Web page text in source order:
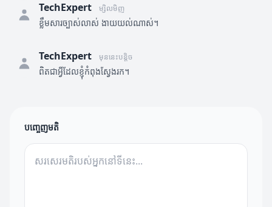
TechExpert ម្សិលមិញ
ខ្លឹមសារច្បាស់លាស់ ងាយយល់ណាស់។
TechExpert មុននេះបន្តិច
ពិតជាអ្វីដែលខ្ញុំកំពុងស្វែងរក។
បញ្ចេញមតិ